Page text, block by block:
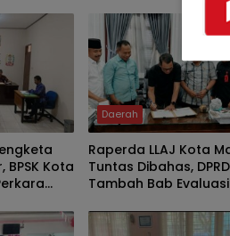
BPSK Kota
Daerah
Raperda LLAJ Kota
Tuntas Dibahas, DPRD
Tambah Bab
Demi Keselamatan